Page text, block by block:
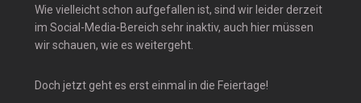
Wie vielleicht schon aufgefallen ist, sind wir leider derzeit
im Social-Media-Bereich sehr inaktiv, auch hier müssen
wir schauen, wie es weitergeht.
Doch jetzt geht es erst einmal in die Feiertage!